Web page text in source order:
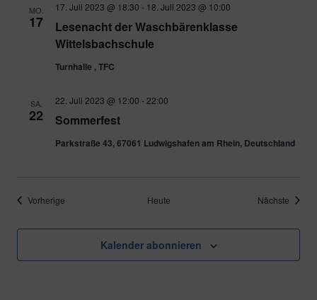
MO.
17
Lesenacht der Waschbärenklasse
Wittelsbachschule
17. Juli 2023 @ 18:30 - 18. Juli 2023 @ 10:00
Turnhalle , TFC
SA.
22 Sommerfest
22. Juli 2023 @ 12:00 - 22:00
Parkstraße 43, 67061 Ludwigshafen am Rhein, Deutschland
Vorherige Heute Nächste
Kalender abonnieren